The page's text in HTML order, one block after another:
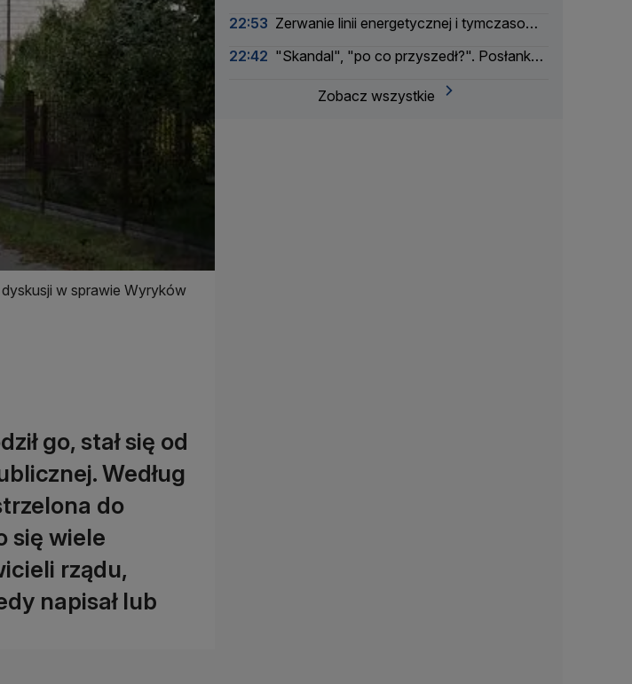
w sprawie Wyryków
go, stał się od
Według
do
się wiele
rządu,
napisał lub
22:53 Zerwanie linii energetycznej i tymczasowa
Wojskowa
22:42 "Skandal", "po co przyszedł?". Posłanka
Zobacz wszystkie